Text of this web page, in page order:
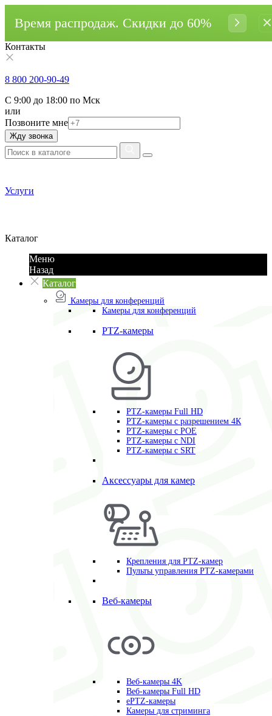
Время распродаж. Cкидки до 60%
Контакты
8 800 200-90-49
С 9:00 до 18:00 по Мск
или
Позвоните мне
Жду звонка
Услуги
Каталог
Меню
Назад
Каталог
Камеры для конференций
Камеры для конференций
PTZ-камеры
PTZ-камеры Full HD
PTZ-камеры с разрешением 4К
PTZ-камеры с POE
PTZ-камеры c NDI
PTZ-камеры с SRT
Аксессуары для камер
Крепления для PTZ-камер
Пульты управления PTZ-камерами
Веб-камеры
Веб-камеры 4K
Веб-камеры Full HD
ePTZ-камеры
Камеры для стриминга